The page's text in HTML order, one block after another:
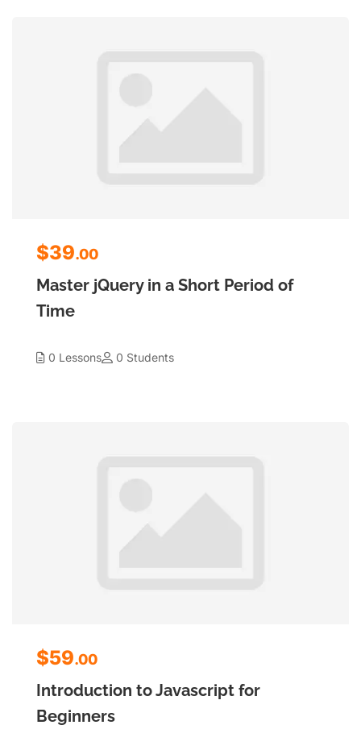
$39.00
Master jQuery in a Short Period of
Time
0 Lessons 0 Students
$59.00
Introduction to Javascript for
Beginners